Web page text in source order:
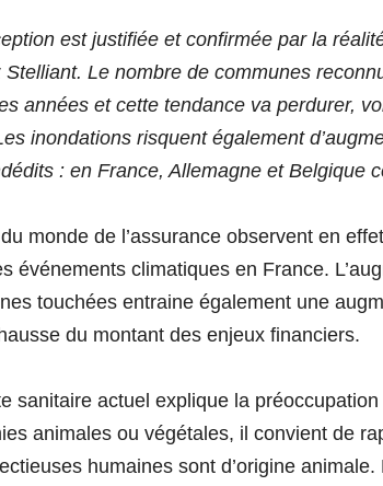
est justifiée et confirmée par la
Stelliant. Le nombre de communes
années et cette tendance va perdurer,
inondations risquent également
: en France, Allemagne et Belgique
monde de l’assurance observent en
événements climatiques en France.
touchées entraine également une
du montant des enjeux financiers.
sanitaire actuel explique la
animales ou végétales, il convient de
humaines sont d’origine